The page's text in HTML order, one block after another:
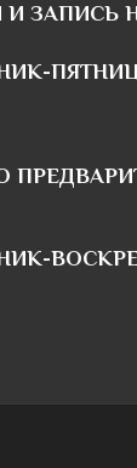
ЗАПИСЬ